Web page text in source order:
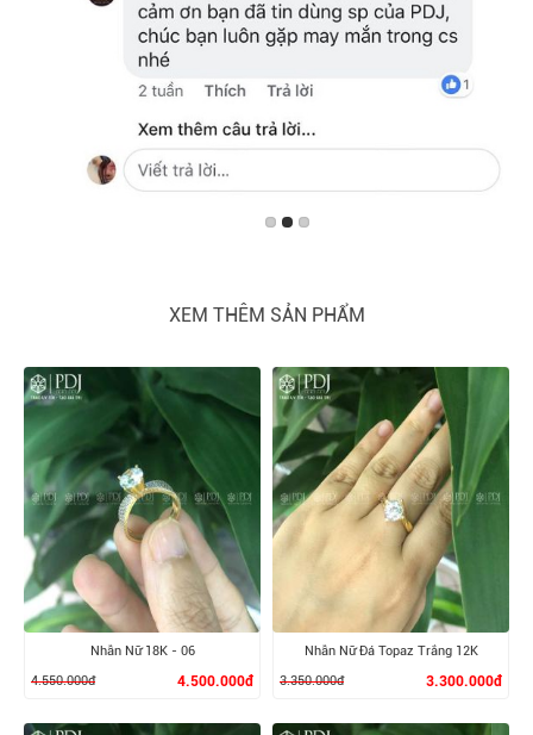
XEM THÊM SẢN PHẨM
Nhẫn Nữ 18K - 06
4.550.000đ
4.500.000đ
Nhẫn Nữ Đá Topaz Trắng 12K
3.350.000đ
3.300.000đ